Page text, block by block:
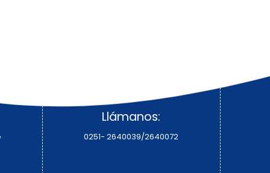
Llámanos:
0251- 2640039/2640072